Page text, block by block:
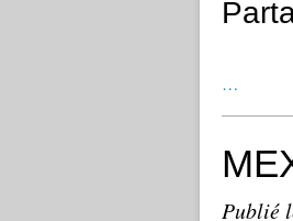
…
Publié